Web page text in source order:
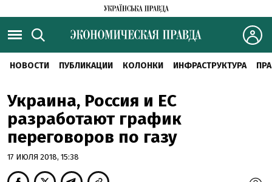
НОВОСТИ ПУБЛИКАЦИИ КОЛОНКИ ИНФРАСТРУКТУРА
Украина, Россия и ЕС
разработают график
переговоров по газу
17 ИЮЛЯ 2018, 15:38